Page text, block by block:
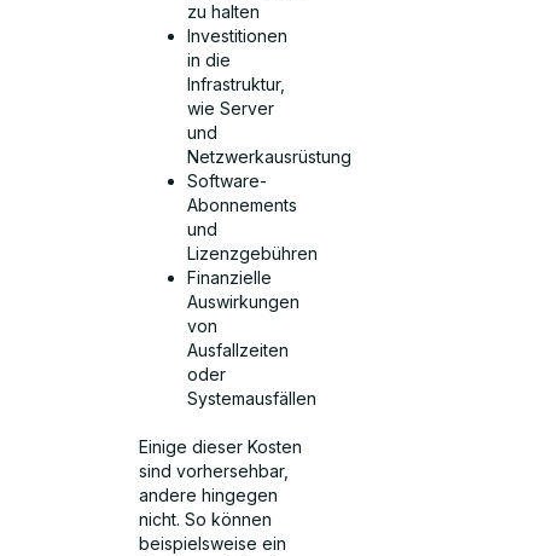
zu halten
Investitionen
in die
Infrastruktur,
wie Server
und
Netzwerkausrüstung
Software-
Abonnements
und
Lizenzgebühren
Finanzielle
Auswirkungen
von
Ausfallzeiten
oder
Systemausfällen
Einige dieser Kosten
sind vorhersehbar,
andere hingegen
nicht. So können
beispielsweise ein